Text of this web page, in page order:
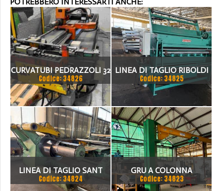
CURVATUBI PEDRAZZOLI 32
- 3 ASSI CNC
Codice: 34826
LINEA DI TAGLIO RIBOLDI
1500 X 2MM
Codice: 34825
LINEA DI TAGLIO SANT
1500 X 3 MM
Codice: 34824
GRU A COLONNA
PUPPINATO 1 TON
Codice: 34823